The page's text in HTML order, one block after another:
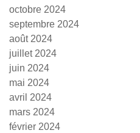
octobre 2024
septembre 2024
août 2024
juillet 2024
juin 2024
mai 2024
avril 2024
mars 2024
février 2024